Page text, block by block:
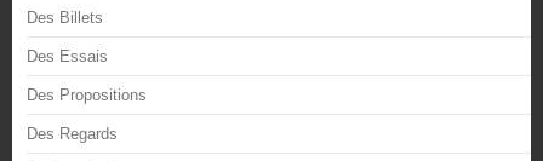
Des Billets
Des Essais
Des Propositions
Des Regards